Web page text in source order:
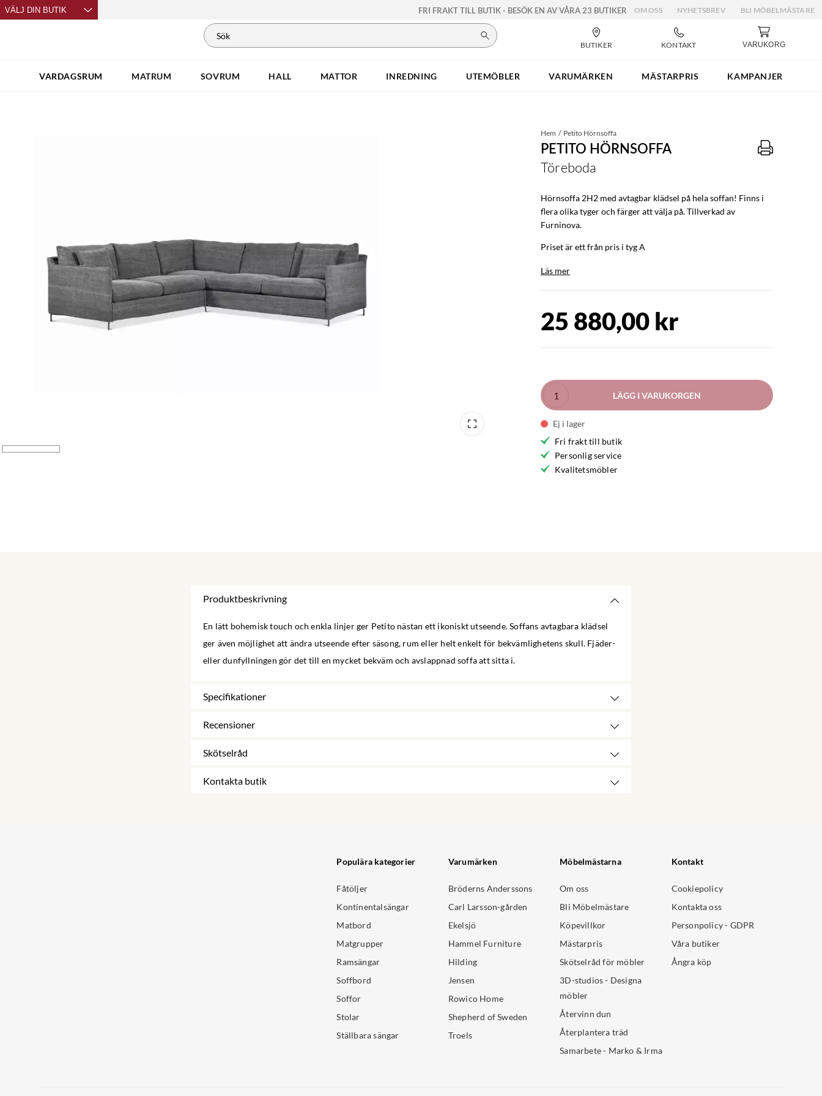
VÄLJ DIN BUTIK FRI FRAKT TILL BUTIK - BESÖK EN AV VÅRA 23 BUTIKER OM OSS NYHETSBREV BLI MÖBELMÄSTARE
BUTIKER KONTAKT VARUKORG
VARDAGSRUM MATRUM SOVRUM HALL MATTOR INREDNING UTEMÖBLER VARUMÄRKEN MÄSTARPRIS KAMPANJER
Hem Petito Hörnsoffa
PETITO HÖRNSOFFA
Töreboda
Hörnsoffa 2H2 med avtagbar klädsel på hela soffan! Finns i
flera olika tyger och färger att välja på. Tillverkad av
Furninova.
Priset är ett från pris i tyg A
Läs mer
25 880,00 kr
LÄGG I VARUKORGEN
Ej i lager
Fri frakt till butik
Personlig service
Kvalitetsmöbler
Produktbeskrivning
En lätt bohemisk touch och enkla linjer ger Petito nästan ett ikoniskt utseende. Soffans avtagbara klädsel
ger även möjlighet att ändra utseende efter säsong, rum eller helt enkelt för bekvämlighetens skull. Fjäder-
eller dunfyllningen gör det till en mycket bekväm och avslappnad soffa att sitta i.
Specifikationer
Recensioner
Skötselråd
Kontakta butik
Populära kategorier
Fåtöljer
Kontinentalsängar
Matbord
Matgrupper
Ramsängar
Soffbord
Soffor
Stolar
Ställbara sängar
Varumärken
Bröderns Anderssons
Carl Larsson-gården
Ekelsjö
Hammel Furniture
Hilding
Jensen
Rowico Home
Shepherd of Sweden
Troels
Möbelmästarna
Om oss
Bli Möbelmästare
Köpevillkor
Mästarpris
Skötselråd för möbler
3D-studios - Designa
möbler
Återvinn dun
Återplantera träd
Samarbete - Marko & Irma
Kontakt
Cookiepolicy
Kontakta oss
Personpolicy - GDPR
Våra butiker
Ångra köp